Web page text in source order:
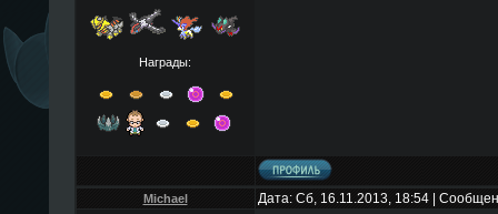
Награды:
Michael Дата: Сб, 16.11.2013, 18:54 |